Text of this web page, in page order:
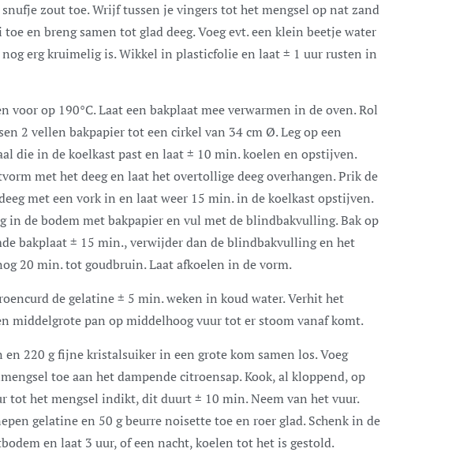
zout toe. Wrijf tussen je vingers tot het mengsel op nat zand
en breng samen tot glad deeg. Voeg evt. een klein beetje water
nog erg kruimelig is. Wikkel in plasticfolie en laat ± 1 uur rusten in
voor op 190°C. Laat een bakplaat mee verwarmen in de oven. Rol
2 vellen bakpapier tot een cirkel van 34 cm Ø. Leg op een
die in de koelkast past en laat ± 10 min. koelen en opstijven.
met het deeg en laat het overtollige deeg overhangen. Prik de
met een vork in en laat weer 15 min. in de koelkast opstijven.
in de bodem met bakpapier en vul met de blindbakvulling. Bak op
bakplaat ± 15 min., verwijder dan de blindbakvulling en het
20 min. tot goudbruin. Laat afkoelen in de vorm.
de gelatine ± 5 min. weken in koud water. Verhit het
middelgrote pan op middelhoog vuur tot er stoom vanaf komt.
en 220 g fijne kristalsuiker in een grote kom samen los. Voeg
toe aan het dampende citroensap. Kook, al kloppend, op
tot het mengsel indikt, dit duurt ± 10 min. Neem van het vuur.
gelatine en 50 g beurre noisette toe en roer glad. Schenk in de
en laat 3 uur, of een nacht, koelen tot het is gestold.